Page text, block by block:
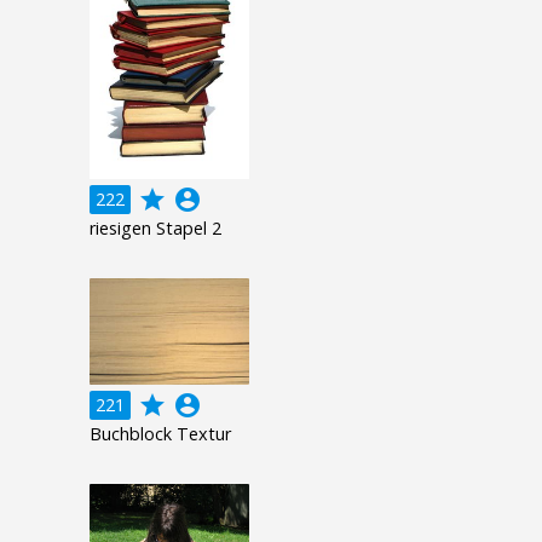
222 grade account_circle
riesigen Stapel 2
221 grade account_circle
Buchblock Textur